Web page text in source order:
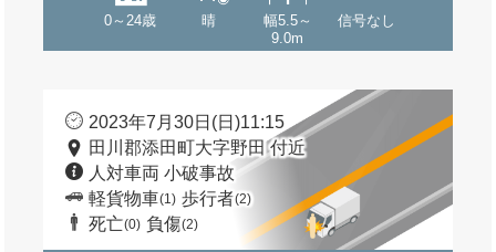
0～24歳 晴
幅5.5～
9.0m
信号なし
2023年7月30日(日)11:15
田川郡添田町大字野田 付近
人対車両 小破事故
軽貨物車(1) 歩行者(2)
死亡(0) 負傷(2)